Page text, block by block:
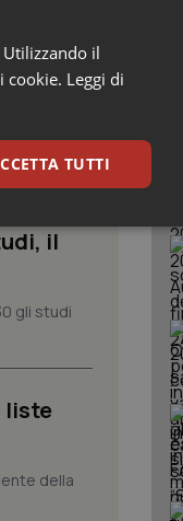
il
gli studi
liste
della
il
cookie. Leggi di
TUTTI
sulle pagine